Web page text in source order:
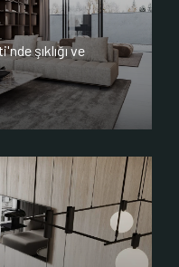
şıklığı ve